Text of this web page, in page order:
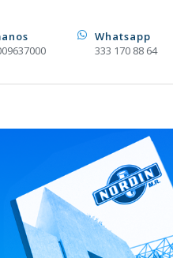
Whatsapp
333 170 88 64